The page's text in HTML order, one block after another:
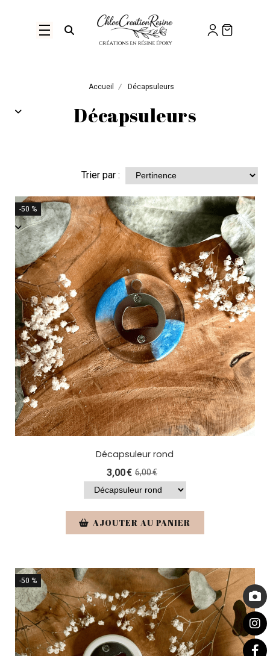
Ouvrir la recherche
Accueil Décapsuleurs
Décapsuleurs
Trier par :
-50 %
Décapsuleur rond
3,00€ 6,00€
AJOUTER AU PANIER
-50 %